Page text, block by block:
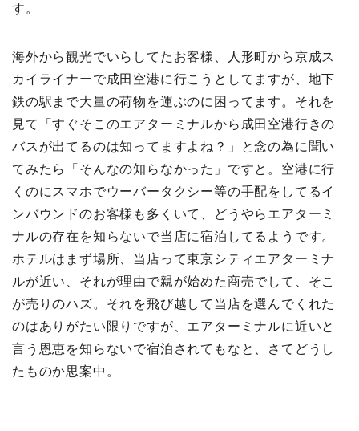
す。
海外から観光でいらしてたお客様、人形町から京成ス
カイライナーで成田空港に行こうとしてますが、地下
鉄の駅まで大量の荷物を運ぶのに困ってます。それを
見て「すぐそこのエアターミナルから成田空港行きの
バスが出てるのは知ってますよね？」と念の為に聞い
てみたら「そんなの知らなかった」ですと。空港に行
くのにスマホでウーバータクシー等の手配をしてるイ
ンバウンドのお客様も多くいて、どうやらエアターミ
ナルの存在を知らないで当店に宿泊してるようです。
ホテルはまず場所、当店って東京シティエアターミナ
ルが近い、それが理由で親が始めた商売でして、そこ
が売りのハズ。それを飛び越して当店を選んでくれた
のはありがたい限りですが、エアターミナルに近いと
言う恩恵を知らないで宿泊されてもなと、さてどうし
たものか思案中。